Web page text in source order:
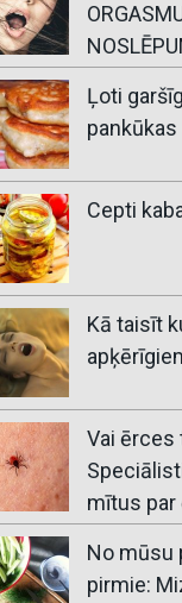
Ļoti
pankūkas
Cepti
Kā taisīt
Vai ērces
mītus par
No mūsu
pirmie: